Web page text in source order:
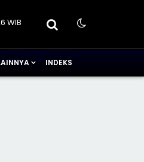
WIB
INDEKS